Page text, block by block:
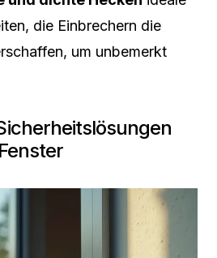
die Einbrechern die
um unbemerkt